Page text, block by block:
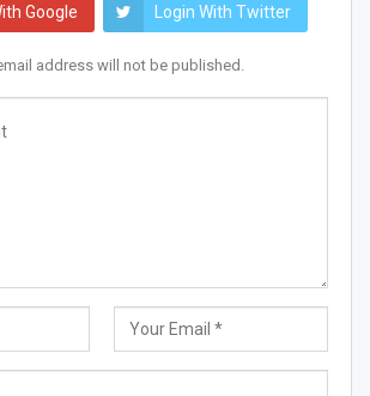
Google Login With Twitter
address will not be published.